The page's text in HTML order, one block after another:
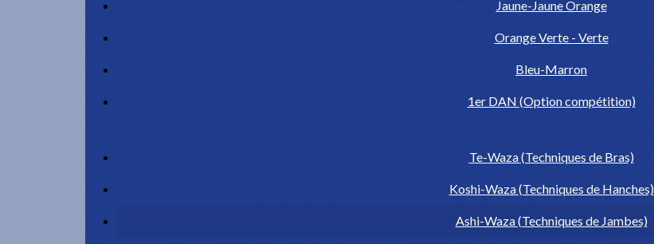
Jaune-Jaune Orange
Orange Verte - Verte
Bleu-Marron
1er DAN (Option compétition)
Te-Waza (Techniques de Bras)
Koshi-Waza (Techniques de Hanches)
Ashi-Waza (Techniques de Jambes)